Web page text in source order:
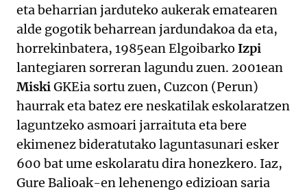
eta beharrian jarduteko aukerak ematearen
alde gogotik beharrean jardundakoa da eta,
horrekinbatera, 1985ean Elgoibarko Izpi
lantegiaren sorreran lagundu zuen. 2001ean
MiskiGKEia sortu zuen, Cuzcon (Perun)
haurrak eta batez ere neskatilak eskolaratzen
laguntzeko asmoari jarraituta eta bere
ekimenez bideratutako laguntasunari esker
600 bat ume eskolaratu dira honezkero. Iaz,
Gure Balioak-en lehenengo edizioan saria